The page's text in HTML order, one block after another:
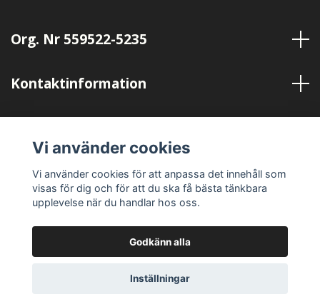
Org. Nr 559522-5235
Kontaktinformation
Sociala medier
© 2026 Samson Organic Coffee AB
Vi använder cookies
Vi använder cookies för att anpassa det innehåll som
visas för dig och för att du ska få bästa tänkbara
upplevelse när du handlar hos oss.
Godkänn alla
Inställningar